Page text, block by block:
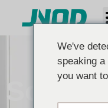
We've
speaking a
you want